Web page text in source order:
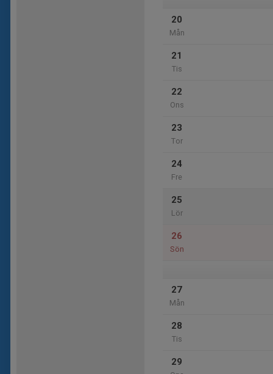
20
Mån
21
Tis
22
Ons
23
Tor
24
Fre
25
Lör
26
Sön
27
Mån
28
Tis
29